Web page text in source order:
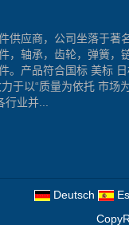
供应商，公司坐落于著
，轴承，齿轮，弹簧，
。产品符合国标 美标
于以“质量为依托 市场
业并...
Deutsch